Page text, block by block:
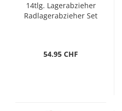
14tlg. Lagerabzieher
Radlagerabzieher Set
54.95 CHF